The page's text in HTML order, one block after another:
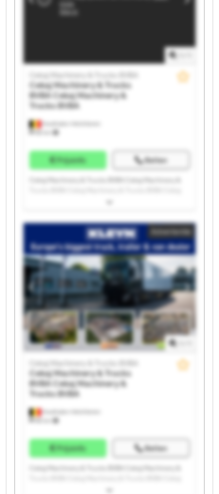
BVBA Cekaj Machinery & Trucks BVBA Cekaj
Machinery & Trucks BVBA Cekaj Machinery & Trucks
Houthalen-Helchteren
88 km
Cekaj Machinery & Trucks BVBA
Cekaj Machinery & Trucks
BVBA
Cekaj Machinery &
Trucks BVBA
Prijsinfo Bellen
Machinery & Trucks BVBA Cekaj Machinery & Trucks
Machinery & Trucks BVBA Cekaj Machinery & Trucks
BVBA Cekaj Machinery & Trucks BVBA Cekaj
Machinery & Trucks BVBA Cekaj Machinery & Trucks
BVBA Cekaj Machinery & Trucks BVBA Cekaj
Machinery & Trucks BVBA Cekaj Machinery & Trucks
BVBA Cekaj Machinery & Trucks BVBA Cekaj
Machinery & Trucks BVBA Cekaj Machinery & Trucks
BVBA Cekaj Machinery & Trucks BVBA Cekaj
Machinery & Trucks BVBA Cekaj Machinery & Trucks
BVBA
Advertentie
Houthalen-Helchteren
88 km
Cekaj Machinery & Trucks BVBA
Cekaj Machinery & Trucks
BVBA
Cekaj Machinery &
Trucks BVBA
Prijsinfo Bellen
Machinery & Trucks BVBA Cekaj Machinery & Trucks